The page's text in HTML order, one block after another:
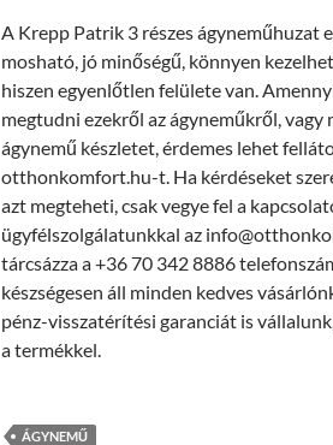
A Krepp Patrik 3 részes ágyneműhuzat
mosható, jó minőségű, könnyen
hiszen egyenlőtlen felülete van.
megtudni ezekről az ágyneműkről, vagy
ágynemű készletet, érdemes lehet
otthonkomfort.hu-t. Ha kérdéseket
azt megteheti, csak vegye fel a
ügyfélszolgálatunkkal az
tárcsázza a +36 70 342 8886
készségesen áll minden kedves
pénz-visszatérítési garanciát is
a termékkel.
ÁGYNEMŰ